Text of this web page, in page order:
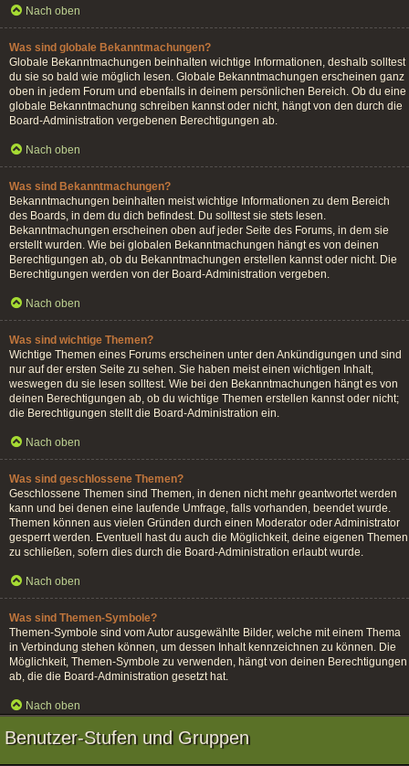
Nach oben
Was sind globale Bekanntmachungen?
Globale Bekanntmachungen beinhalten wichtige Informationen, deshalb solltest
du sie so bald wie möglich lesen. Globale Bekanntmachungen erscheinen ganz
oben in jedem Forum und ebenfalls in deinem persönlichen Bereich. Ob du eine
globale Bekanntmachung schreiben kannst oder nicht, hängt von den durch die
Board-Administration vergebenen Berechtigungen ab.
Nach oben
Was sind Bekanntmachungen?
Bekanntmachungen beinhalten meist wichtige Informationen zu dem Bereich
des Boards, in dem du dich befindest. Du solltest sie stets lesen.
Bekanntmachungen erscheinen oben auf jeder Seite des Forums, in dem sie
erstellt wurden. Wie bei globalen Bekanntmachungen hängt es von deinen
Berechtigungen ab, ob du Bekanntmachungen erstellen kannst oder nicht. Die
Berechtigungen werden von der Board-Administration vergeben.
Nach oben
Was sind wichtige Themen?
Wichtige Themen eines Forums erscheinen unter den Ankündigungen und sind
nur auf der ersten Seite zu sehen. Sie haben meist einen wichtigen Inhalt,
weswegen du sie lesen solltest. Wie bei den Bekanntmachungen hängt es von
deinen Berechtigungen ab, ob du wichtige Themen erstellen kannst oder nicht;
die Berechtigungen stellt die Board-Administration ein.
Nach oben
Was sind geschlossene Themen?
Geschlossene Themen sind Themen, in denen nicht mehr geantwortet werden
kann und bei denen eine laufende Umfrage, falls vorhanden, beendet wurde.
Themen können aus vielen Gründen durch einen Moderator oder Administrator
gesperrt werden. Eventuell hast du auch die Möglichkeit, deine eigenen Themen
zu schließen, sofern dies durch die Board-Administration erlaubt wurde.
Nach oben
Was sind Themen-Symbole?
Themen-Symbole sind vom Autor ausgewählte Bilder, welche mit einem Thema
in Verbindung stehen können, um dessen Inhalt kennzeichnen zu können. Die
Möglichkeit, Themen-Symbole zu verwenden, hängt von deinen Berechtigungen
ab, die die Board-Administration gesetzt hat.
Nach oben
Benutzer-Stufen und Gruppen